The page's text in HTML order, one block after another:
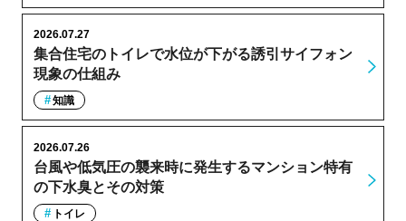
集合住宅のトイレで水位が下がる誘引サイフォン
現象の仕組み
2026.07.27
知識
台風や低気圧の襲来時に発生するマンション特有
の下水臭とその対策
2026.07.26
トイレ